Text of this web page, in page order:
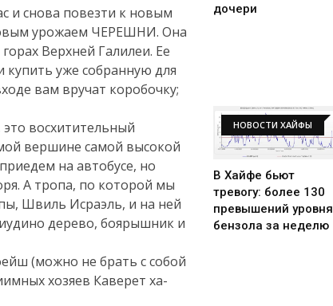
и снова повезти к новым
урожаем ЧЕРЕШНИ. Она
Верхней Галилеи. Ее
уже собранную для
вам вручат коробочку;
восхитительный
вершине самой высокой
на автобусе, но
А тропа, по которой мы
Швиль Исраэль, и на ней
дерево, боярышник и
(можно не брать с собой
хозяев Каверет ха-
дочери
НОВОСТИ ХАЙФЫ
В Хайфе бьют
тревогу: более 130
превышений уровня
бензола за неделю